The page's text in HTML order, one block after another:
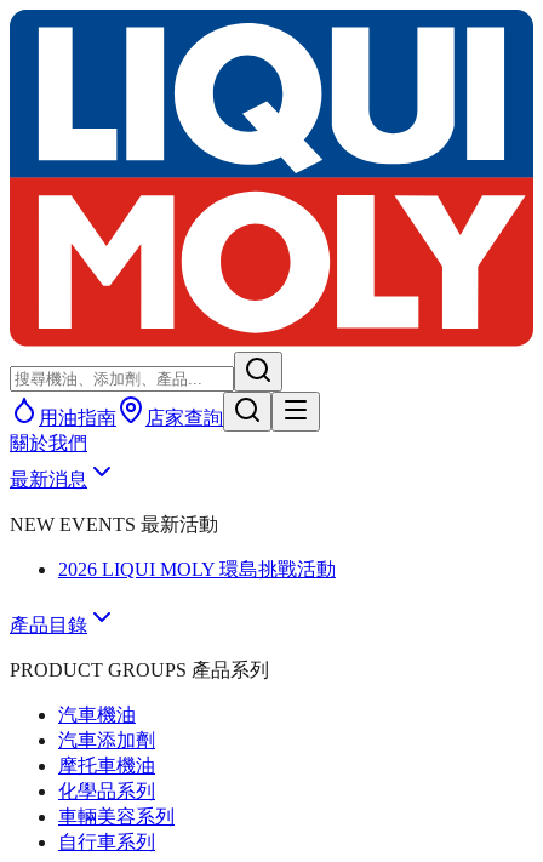
用油指南
店家查詢
關於我們
最新消息
NEW EVENTS 最新活動
2026 LIQUI MOLY 環島挑戰活動
產品目錄
PRODUCT GROUPS 產品系列
汽車機油
汽車添加劑
摩托車機油
化學品系列
車輛美容系列
自行車系列